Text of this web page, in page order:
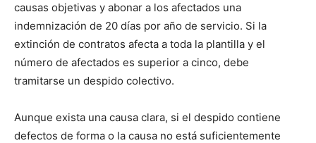
causas objetivas y abonar a los afectados una
indemnización de 20 días por año de servicio. Si la
extinción de contratos afecta a toda la plantilla y el
número de afectados es superior a cinco, debe
tramitarse un despido colectivo.
Aunque exista una causa clara, si el despido contiene
defectos de forma o la causa no está suficientemente